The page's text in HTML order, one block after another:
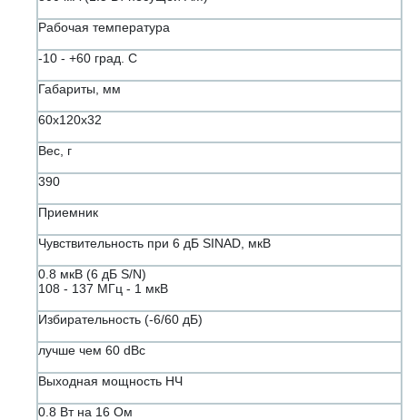
Рабочая температура
-10 - +60 град. С
Габариты, мм
60х120х32
Вес, г
390
Приемник
Чувствительность при 6 дБ SINAD, мкВ
0.8 мкВ (6 дБ S/N)
108 - 137 МГц - 1 мкВ
Избирательность (-6/60 дБ)
лучше чем 60 dBc
Выходная мощность НЧ
0.8 Вт на 16 Ом